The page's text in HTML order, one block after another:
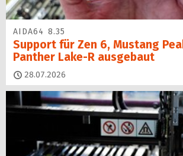
AIDA64 8.35
Support für Zen 6, Mustang
Panther Lake-R ausgebaut
28.07.2026